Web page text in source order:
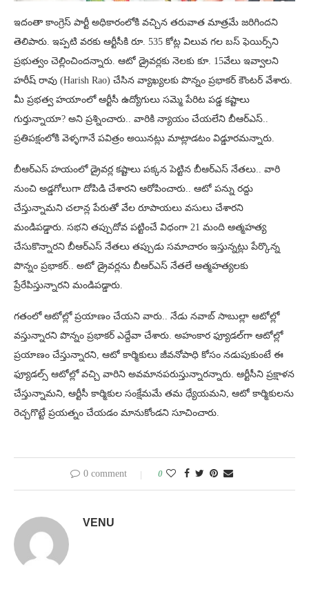
ఇదంతా కాంగ్రెస్ పార్టీ అధికారంలోకి వచ్చిన తరువాత మాత్రమే జరిగిందని
తెలిపారు. ఇప్పటి వరకు ఆర్టీసీకి రూ. 535 కోట్ల విలువ గల బస్ ఫెయిర్స్‌ని
ప్రభుత్వం చెల్లించిందన్నారు. ఆటో డ్రైవర్లకు నెలకు కూ. 15వేలు ఇవ్వాలని
హరీష్ రావు (Harish Rao) చేసిన వ్యాఖ్యలకు పొన్నం ప్రభాకర్ కౌంటర్ వేశారు.
మీ ప్రభత్వ హయాంలో ఆర్టీసీ ఉద్యోగులు సమ్మె పేరిట పడ్డ కష్టాలు
గుర్తున్నాయా? అని ప్రశ్నించారు.. వారికి న్యాయం చేయలేని బీఆర్ఎస్..
ప్రతిపక్షంలోకి వెళ్ళగానే పవిత్రం అయినట్లు మాట్లాడటం విడ్డూరమన్నారు.
బీఆర్ఎస్ హయంలో డ్రైవర్ల కష్టాలు పక్కన పెట్టిన బీఆర్ఎస్ నేతలు.. వారి
నుంచి అడ్డగోలుగా దోపిడి చేశారని ఆరోపించారు.. ఆటో పన్ను రద్దు
చేస్తున్నామని చలాన్ల పేరుతో వేల రూపాయలు వసులు చేశారని
మండిపడ్డారు. సభని తప్పుదోవ పట్టించే విధంగా 21 మంది ఆత్మహత్య
చేసుకొన్నారని బీఆర్ఎస్ నేతలు తప్పుడు సమాచారం ఇస్తున్నట్లు పేర్కొన్న
పొన్నం ప్రభాకర్.. అటో డ్రైవర్లను బీఆర్ఎస్ నేతలే ఆత్మహత్యలకు
ప్రేరేపిస్తున్నారని మండిపడ్డారు.
గతంలో ఆటోల్లో ప్రయాణం చేయని వారు.. నేడు నవాబ్ సాబుల్లా ఆటోల్లో
వస్తున్నారని పొన్నం ప్రభాకర్ ఎద్దేవా చేశారు. అహంకార ఫ్యూడల్‌గా ఆటోల్లో
ప్రయాణం చేస్తున్నారని, ఆటో కార్మికులు జీవనోపాధి కోసం నడుపుకుంటే ఈ
ఫ్యూడల్స్ ఆటోల్లో వచ్చి వారిని అవమానపరుస్తున్నారన్నారు. ఆర్టీసీని ప్రక్షాళన
చేస్తున్నామని, ఆర్టీసీ కార్మికుల సంక్షేమమే తమ ధ్యేయమని, ఆటో కార్మికులను
రెచ్చగొట్టే ప్రయత్నం చేయడం మానుకోండని సూచించారు.
0 comment 0
VENU